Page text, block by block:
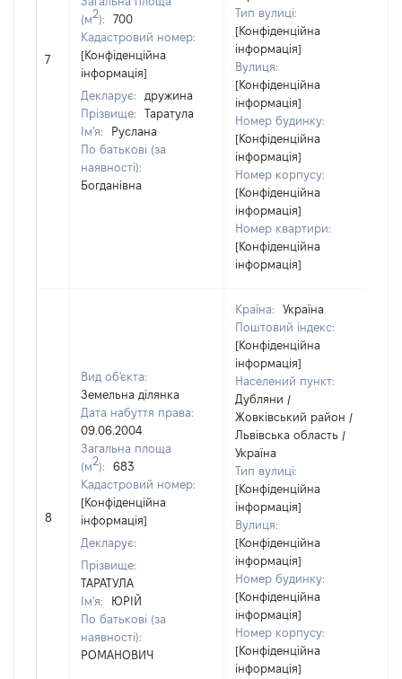
7
(м2):
700
Кадастровий номер:
[Конфіденційна
інформація]
Декларує:
дружина
Прізвище:
Таратула
Ім'я:
Руслана
По батькові (за
наявності):
Богданівна
Тип вулиці:
[Конфіденційна
інформація]
Вулиця:
[Конфіденційна
інформація]
Номер будинку:
[Конфіденційна
інформація]
Номер корпусу:
[Конфіденційна
інформація]
Номер квартири:
[Конфіденційна
інформація]
8
Вид об'єкта:
Земельна ділянка
Дата набуття права:
09.06.2004
Загальна площа
(м2):
683
Кадастровий номер:
[Конфіденційна
інформація]
Декларує:
Прізвище:
ТАРАТУЛА
Ім'я:
ЮРІЙ
По батькові (за
наявності):
РОМАНОВИЧ
Країна:
Україна
Поштовий індекс:
[Конфіденційна
інформація]
Населений пункт:
Дубляни /
Жовківський район /
Львівська область /
Україна
Тип вулиці:
[Конфіденційна
інформація]
Вулиця:
[Конфіденційна
інформація]
Номер будинку:
[Конфіденційна
інформація]
Номер корпусу:
[Конфіденційна
інформація]